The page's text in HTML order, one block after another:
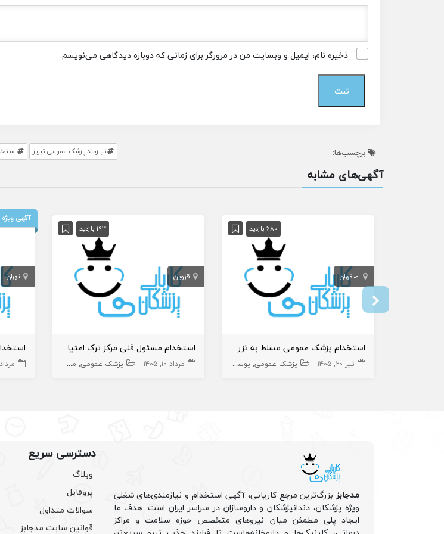
ذخیره نام، ایمیل و وبسایت من در مرورگر برای زمانی که دوباره دیدگاهی می‌نویسم.
برچسب‌ها: نیازمند پزشک عمومی تبریز
آگهی‌های مشابه
680 بازدید
اصفهان
استخدام پزشک عمومی مسلط به تزریقات زیبایی
تیر ۲۰, ۱۴۰۵ پزشک عمومی پوست و زیبایی زیبایی پزشک عمومی پوست
193 بازدید
قزوین
استخدام مسئول‌ فنی مرکز ترک اعتیاد جهت شیفت صبح
مرداد ۱۰, ۱۴۰۵ پزشک عمومی مسئول فنی mmt
آگهی ویژه
تهران
مرداد ۹, ۱۴۰۵
مدجابزبزرگ‌ترین مرجع کاریابی، آگهی استخدام و نیازمندی‌های شغلی
ویژه پزشکان، دندانپزشکان و داروسازان در سراسر ایران است. هدف ما
ایجاد پلی مطمئن میان نیروهای متخصص حوزه سلامت و مراکز
دسترسی سریع
وبلاگ
پروفایل
سوالات متداول
قوانین سایت مدجابز